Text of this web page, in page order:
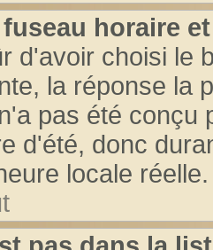
horaire
d'avoir choisi le
la réponse la
pas été conçu
d'été, donc
locale réelle.